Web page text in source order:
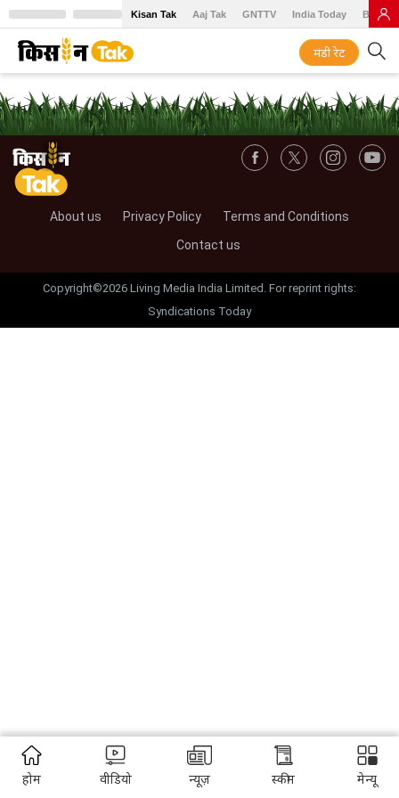
Kisan Tak Aaj Tak GNTTV India Today BT
मंडी रेट
About us Privacy Policy
Terms and Conditions
Contact us
Copyright©2026 Living Media India Limited. For reprint rights:
Syndications Today
होम वीडियो न्यूज़ स्कीम मेन्यू